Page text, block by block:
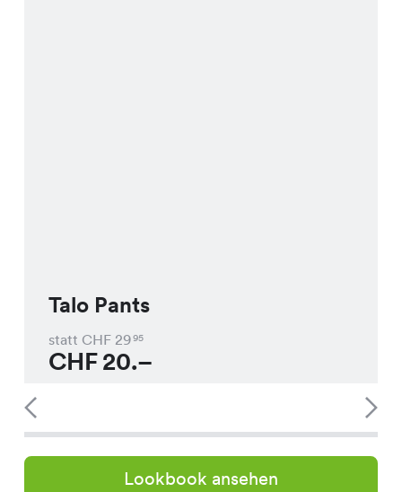
Talo Pants
statt CHF 2995
CHF20.–
Lookbook ansehen